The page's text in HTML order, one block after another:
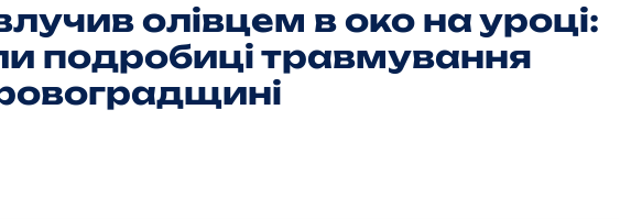
олівцем в око на уроці:
подробиці травмування